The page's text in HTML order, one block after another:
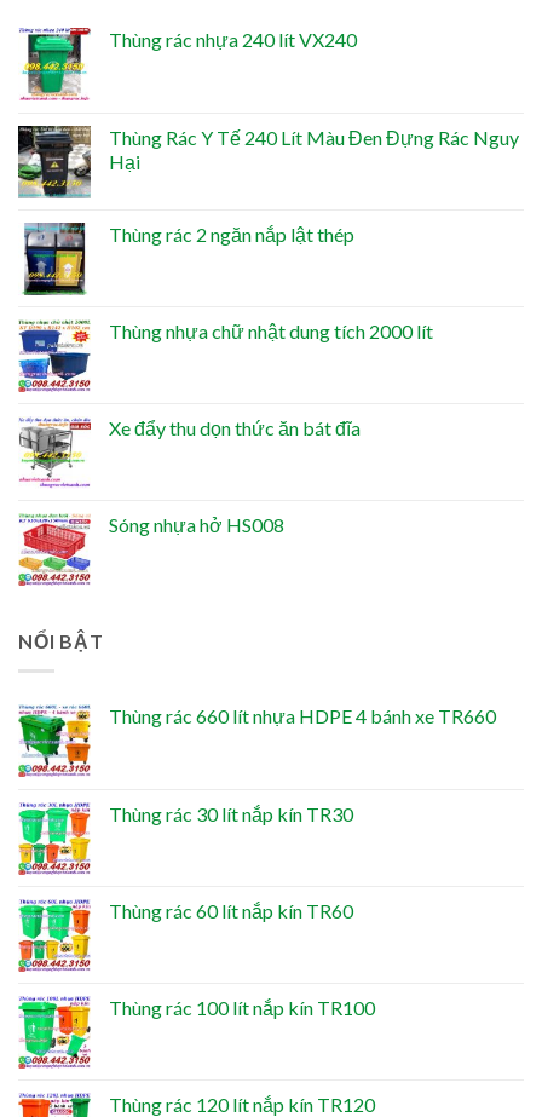
Thùng rác nhựa 240 lít VX240
Thùng Rác Y Tế 240 Lít Màu Đen Đựng Rác Nguy
Hại
Thùng rác 2 ngăn nắp lật thép
Thùng nhựa chữ nhật dung tích 2000 lít
Xe đẩy thu dọn thức ăn bát đĩa
Sóng nhựa hở HS008
NỔI BẬT
Thùng rác 660 lít nhựa HDPE 4 bánh xe TR660
Thùng rác 30 lít nắp kín TR30
Thùng rác 60 lít nắp kín TR60
Thùng rác 100 lít nắp kín TR100
Thùng rác 120 lít nắp kín TR120